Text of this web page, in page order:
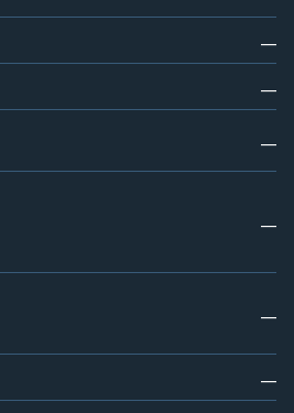
—
—
—
—
—
—